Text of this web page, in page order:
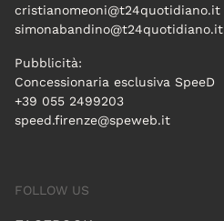
cristianomeoni@t24quotidiano.it
simonabandino@t24quotidiano.it
Pubblicità:
Concessionaria esclusiva SpeeD
+39 055 2499203
speed.firenze@speweb.it
FOLLOW US